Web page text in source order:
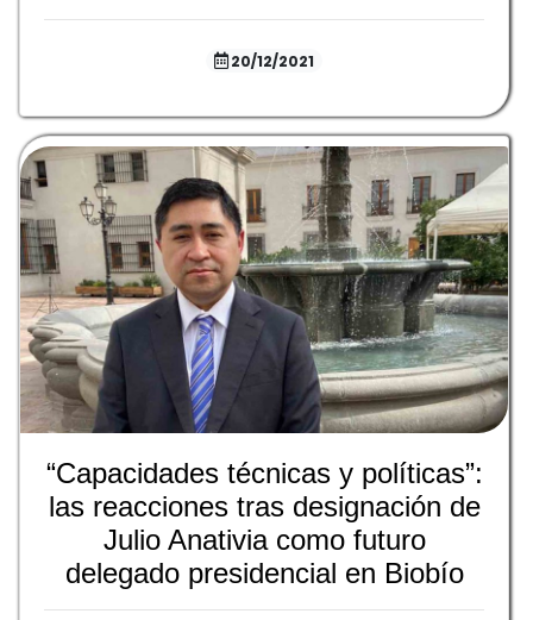
20/12/2021
“Capacidades técnicas y políticas”:
las reacciones tras designación de
Julio Anativia como futuro
delegado presidencial en Biobío